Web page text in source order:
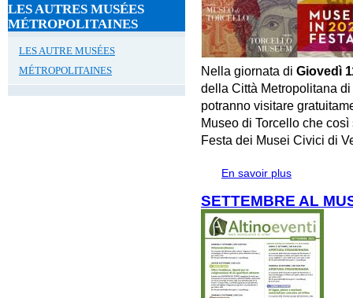
LES AUTRES MUSÉES
MÉTROPOLITAINES
LES AUTRE MUSÉES
MÉTROPOLITAINES
Nella giornata diGiovedì
della Città Metropolitana
potranno visitare
Museo di Torcello che
Festa dei Musei Civici di
En savoir plus
SETTEMBRE AL